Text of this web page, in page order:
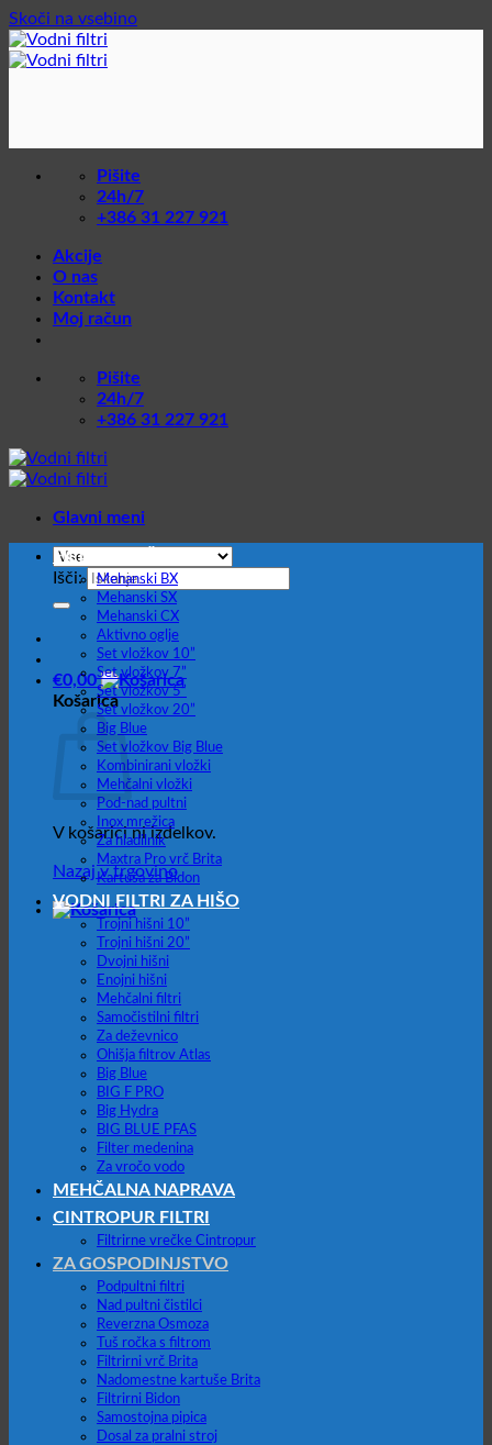
Skoči na vsebino
Pišite
24h/7
+386 31 227 921
Akcije
O nas
Kontakt
Moj račun
Pišite
24h/7
+386 31 227 921
Glavni meni
Išči:
€0,00
Košarica
V košarici ni izdelkov.
Nazaj v trgovino
FILTER VLOŽKI
Mehanski BX
Mehanski SX
Mehanski CX
Aktivno oglje
Set vložkov 10”
Set vložkov 7”
Set vložkov 5”
Set vložkov 20”
Big Blue
Set vložkov Big Blue
Kombinirani vložki
Mehčalni vložki
Pod-nad pultni
Inox mrežica
Za hladilnik
Maxtra Pro vrč Brita
Kartuša za Bidon
VODNI FILTRI ZA HIŠO
Trojni hišni 10”
Trojni hišni 20”
Dvojni hišni
Enojni hišni
Mehčalni filtri
Samočistilni filtri
Za deževnico
Ohišja filtrov Atlas
Big Blue
BIG F PRO
Big Hydra
BIG BLUE PFAS
Filter medenina
Za vročo vodo
MEHČALNA NAPRAVA
CINTROPUR FILTRI
Filtrirne vrečke Cintropur
ZA GOSPODINJSTVO
Podpultni filtri
Nad pultni čistilci
Reverzna Osmoza
Tuš ročka s filtrom
Filtrirni vrč Brita
Nadomestne kartuše Brita
Filtrirni Bidon
Samostojna pipica
Dosal za pralni stroj